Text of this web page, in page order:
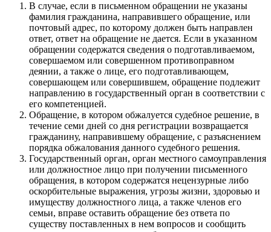
В случае, если в письменном обращении не указаны
фамилия гражданина, направившего обращение, или
почтовый адрес, по которому должен быть направлен
ответ, ответ на обращение не дается. Если в указанном
обращении содержатся сведения о подготавливаемом,
совершаемом или совершенном противоправном
деянии, а также о лице, его подготавливающем,
совершающем или совершившем, обращение подлежит
направлению в государственный орган в соответствии с
его компетенцией.
Обращение, в котором обжалуется судебное решение, в
течение семи дней со дня регистрации возвращается
гражданину, направившему обращение, с разъяснением
порядка обжалования данного судебного решения.
Государственный орган, орган местного самоуправления
или должностное лицо при получении письменного
обращения, в котором содержатся нецензурные либо
оскорбительные выражения, угрозы жизни, здоровью и
имуществу должностного лица, а также членов его
семьи, вправе оставить обращение без ответа по
существу поставленных в нем вопросов и сообщить